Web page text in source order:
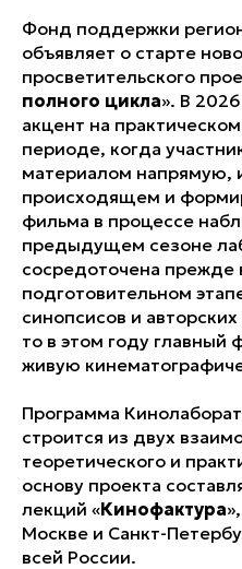
Фонд поддержки
объявляет о старте
просветительского
полного цикла». В
акцент на
периоде, когда
материалом напрямую,
происходящем и
фильма в процессе
предыдущем сезоне
сосредоточена прежде
подготовительном
синопсисов и
то в этом году главный
живую
Программа
строится из двух
теоретического и
основу проекта
лекций «Кинофактура
Москве и Санкт-
всей России.